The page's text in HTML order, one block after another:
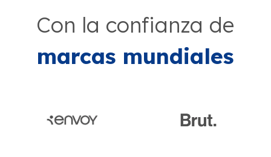
Con la confianza de
marcas mundiales